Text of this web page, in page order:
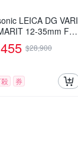
LEICA DG VARI
12-35mm F2.
O.I.S. 變
公司貨 H-ES12035
$28,900
券